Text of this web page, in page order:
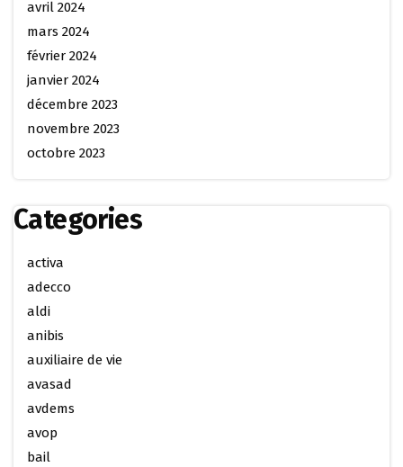
avril 2024
mars 2024
février 2024
janvier 2024
décembre 2023
novembre 2023
octobre 2023
Categories
activa
adecco
aldi
anibis
auxiliaire de vie
avasad
avdems
avop
bail